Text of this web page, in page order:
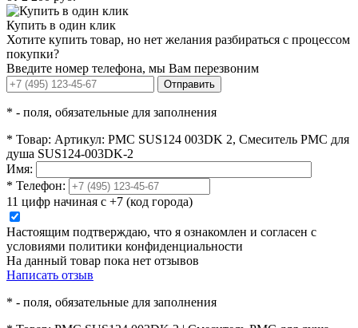
Купить в один клик
Хотите купить товар, но нет желания разбираться с процессом
покупки?
Введите номер телефона, мы Вам перезвоним
Отправить
* - поля, обязательные для заполнения
* Товар: Артикул: PMC SUS124 003DK 2, Смеситель РМС для
душа SUS124-003DK-2
Имя:
* Телефон:
11 цифр начиная с +7 (код города)
Настоящим подтверждаю, что я ознакомлен и согласен с
условиями политики конфиденциальности
На данный товар пока нет отзывов
Написать отзыв
* - поля, обязательные для заполнения